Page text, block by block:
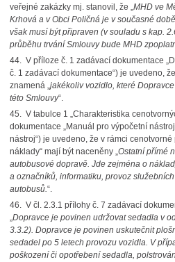
veřejné zakázky mj. stanovil, že „MHD ve
Krhová a v Obci Poličná je v současné
však musí být připraven (v souladu s kap.
průběhu trvání Smlouvy bude MHD
44. V příloze č. 1 zadávací dokumentace
č. 1 zadávací dokumentace“) je uvedeno,
znamená „jakékoliv vozidlo, které
této Smlouvy“.
45. V tabulce 1 „Charakteristika
dokumentace „Manuál pro výpočetní
nástroj“) je uvedeno, že v rámci cenotvorné
náklady“ mají být naceněny „Ostatní přímé
autobusové dopravě. Jde zejména o
a označníků, informatiku, provoz
autobusů.“.
46. V čl. 2.3.1 přílohy č. 7 zadávací
„Dopravce je povinen udržovat sedadla v
3.3.2). Dopravce je povinen uskutečnit
sedadel po 5 letech provozu vozidla. V
poškození či opotřebení sedadla,